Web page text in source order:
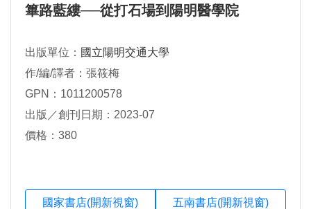
篳路藍縷──從打石場到陽明醫學院
出版單位： 國立陽明交通大學
作/編/譯者：張筱梅
GPN：1011200578
出版／創刊日期：2023-07
價格：380
國家書店(開新視窗) 五南書店(開新視窗)